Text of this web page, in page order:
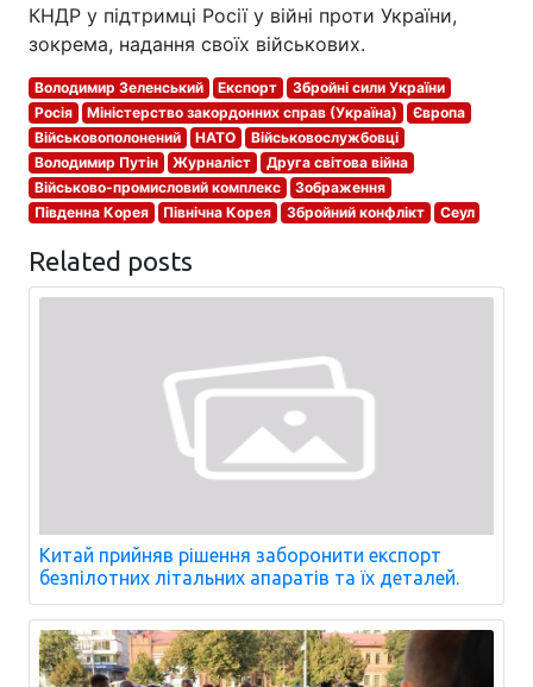
КНДР у підтримці Росії у війні проти України,
зокрема, надання своїх військових.
Володимир Зеленський Експорт
Збройні сили України
Росія
Міністерство закордонних справ (Україна)
Європа
Військовополонений
НАТО
Військовослужбовці
Володимир Путін
Журналіст
Друга світова війна
Військово-промисловий комплекс
Зображення
Південна Корея
Північна Корея Збройний конфлікт Сеул
Related posts
Китай прийняв рішення заборонити експорт
безпілотних літальних апаратів та їх деталей.